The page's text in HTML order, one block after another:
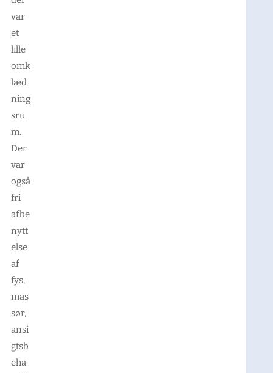
var
et
lille
omk
læd
ning
sru
m.
Der
var
også
fri
afbe
nytt
else
af
fys,
mas
sør,
ansi
gtsb
eha